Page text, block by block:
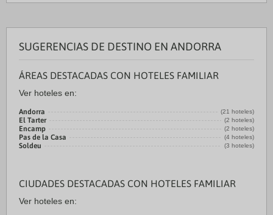
SUGERENCIAS DE DESTINO EN ANDORRA
ÁREAS DESTACADAS CON HOTELES FAMILIAR
Ver hoteles en:
Andorra (21 hoteles)
El Tarter (2 hoteles)
Encamp (2 hoteles)
Pas de la Casa (4 hoteles)
Soldeu (3 hoteles)
CIUDADES DESTACADAS CON HOTELES FAMILIAR
Ver hoteles en: